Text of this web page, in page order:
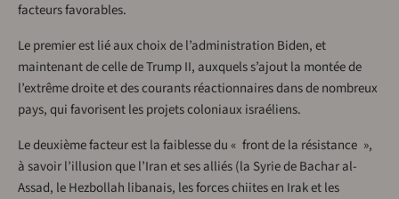
facteurs favorables.
Le premier est lié aux choix de l’administration Biden, et
maintenant de celle de Trump II, auxquels s’ajout la montée de
l’extrême droite et des courants réactionnaires dans de nombreux
pays, qui favorisent les projets coloniaux israéliens.
Le deuxième facteur est la faiblesse du « front de la résistance »,
à savoir l’illusion que l’Iran et ses alliés (la Syrie de Bachar al-
Assad, le Hezbollah libanais, les forces chiites en Irak et les